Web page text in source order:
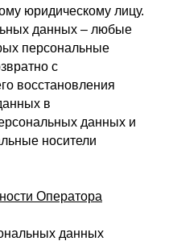
юридическому лицу.
данных – любые
персональные
с
восстановления
в
данных и
носители
Оператора
данных